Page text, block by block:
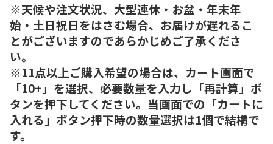
※天候や注文状況、大型連休・お盆・年末年
始・土日祝日をはさむ場合、お届けが遅れるこ
とがございますのであらかじめご了承くださ
い。
※11点以上ご購入希望の場合は、カート画面で
「10+」を選択、必要数量を入力し「再計算」ボ
タンを押下してください。当画面での「カートに
入れる」ボタン押下時の数量選択は1個で結構で
す。